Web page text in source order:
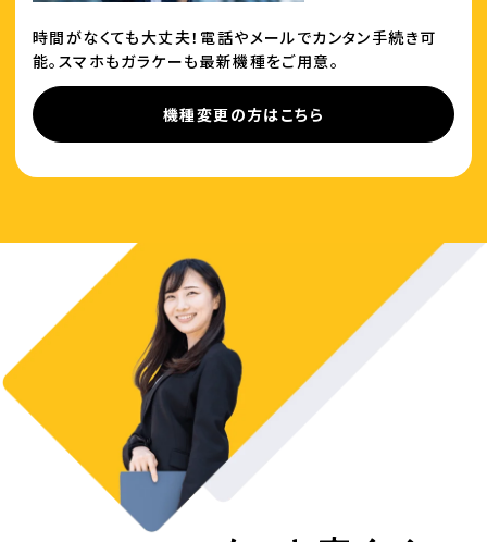
時間がなくても大丈夫！電話やメールでカンタン手続き可
能。スマホもガラケーも最新機種をご用意。
機種変更の方はこちら